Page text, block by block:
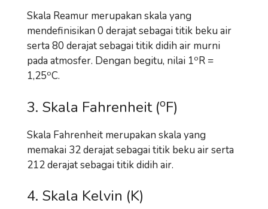
Skala Reamur merupakan skala yang
mendefinisikan 0 derajat sebagai titik beku air
serta 80 derajat sebagai titik didih air murni
pada atmosfer. Dengan begitu, nilai 1oR =
1,25oC.
3. Skala Fahrenheit (oF)
Skala Fahrenheit merupakan skala yang
memakai 32 derajat sebagai titik beku air serta
212 derajat sebagai titik didih air.
4. Skala Kelvin (K)